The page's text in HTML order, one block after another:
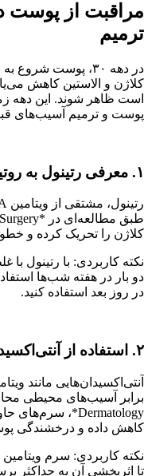
ترمیم
در دهه ۳۰، پوست
کلاژن و الاستین کاهش
است ظاهر شوند. این دهه
پوست و ترمیم آسیب‌های
۱. معرفی رتینول به روتین پوستی
کلاژن را تحریک کرده و
دو بار در هفته شب‌ها
در روز بعد استفاده کنید.
۲. استفاده از آنتی‌اکسیدان‌ها
کاهش داده و درخشندگی
تا اثربخشی آن به حداکثر